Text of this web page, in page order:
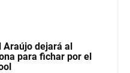
Araújo dejará al
para fichar por el